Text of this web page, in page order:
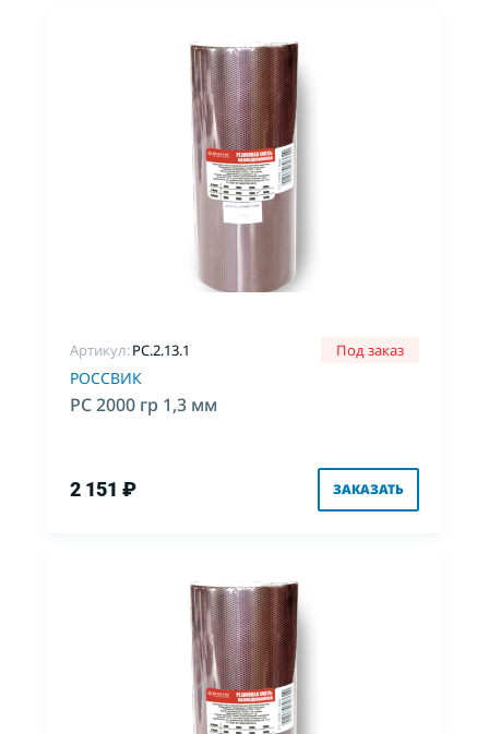
Артикул:PC.2.13.1 Под заказ
РОССВИК
РС 2000 гр 1,3 мм
2 151 ₽ ЗАКАЗАТЬ